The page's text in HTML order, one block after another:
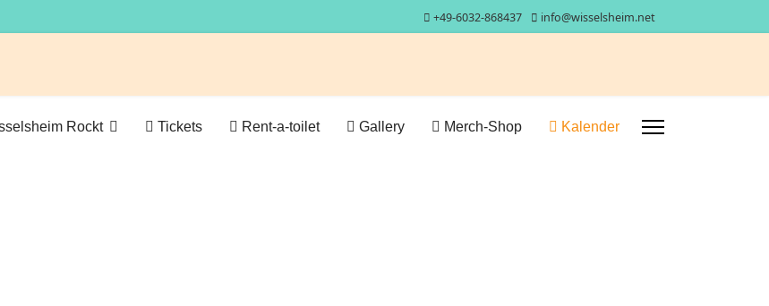
+49-6032-868437 info@wisselsheim.net
Rockt Tickets Rent-a-toilet Gallery Merch-Shop Kalender